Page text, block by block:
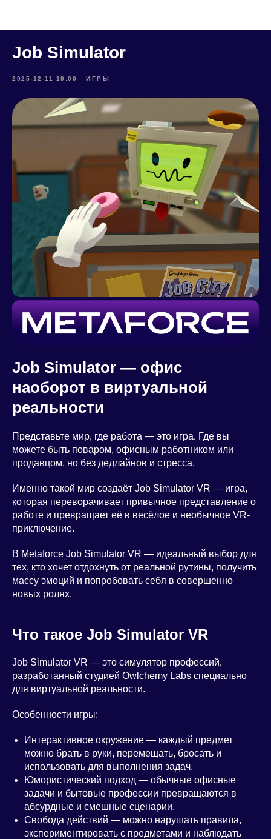
Job Simulator
2025-12-11 19:00 ИГРЫ
Job Simulator — офис
наоборот в виртуальной
реальности
Представьте мир, где работа — это игра. Где вы
можете быть поваром, офисным работником или
продавцом, но без дедлайнов и стресса.
Именно такой мир создаёт Job Simulator VR — игра,
которая переворачивает привычное представление о
работе и превращает её в весёлое и необычное VR-
приключение.
В Metaforce Job Simulator VR — идеальный выбор для
тех, кто хочет отдохнуть от реальной рутины, получить
массу эмоций и попробовать себя в совершенно
новых ролях.
Что такое Job Simulator VR
Job Simulator VR — это симулятор профессий,
разработанный студией Owlchemy Labs специально
для виртуальной реальности.
Особенности игры:
Интерактивное окружение — каждый предмет
можно брать в руки, перемещать, бросать и
использовать для выполнения задач.
Юмористический подход — обычные офисные
задачи и бытовые профессии превращаются в
абсурдные и смешные сценарии.
Свобода действий — можно нарушать правила,
экспериментировать с предметами и наблюдать